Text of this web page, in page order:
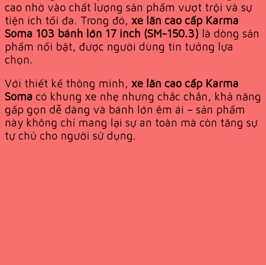
cao nhờ vào chất lượng sản phẩm vượt trội và sự
tiện ích tối đa. Trong đó, xe lăn cao cấp Karma
Soma 103 bánh lớn 17 inch (SM-150.3) là dòng sản
phẩm nổi bật, được người dùng tin tưởng lựa
chọn.
Với thiết kế thông minh, xe lăn cao cấp Karma
Soma có khung xe nhẹ nhưng chắc chắn, khả năng
gấp gọn dễ dàng và bánh lớn êm ái – sản phẩm
này không chỉ mang lại sự an toàn mà còn tăng sự
tự chủ cho người sử dụng.